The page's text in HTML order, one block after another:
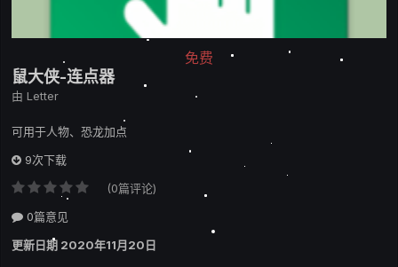
免费
鼠大侠-连点器
由 Letter
可用于人物、恐龙加点
9次下载
(0篇评论)
0篇意见
更新日期 2020年11月20日